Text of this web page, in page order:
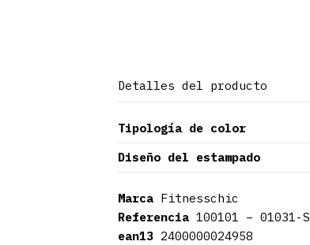
Detalles del producto
Tipología de color
Diseño del estampado
Marca Fitnesschic
Referencia 100101 – 01031-S
ean13 2400000024958